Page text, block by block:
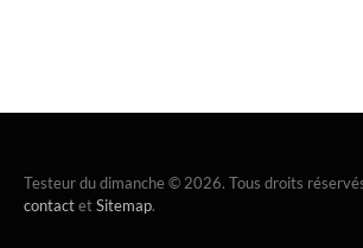
Testeur du dimanche © 2026. Tous droits
contactetSitemap.